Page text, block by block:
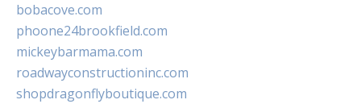
bobacove.com
phoone24brookfield.com
mickeybarmama.com
roadwayconstructioninc.com
shopdragonflyboutique.com